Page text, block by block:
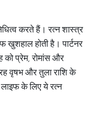
करते हैं। रत्न शास्त्र
होती है। पार्टनर
को प्रेम, रोमांस और
वृषभ और तुला राशि के
लाइफ के लिए ये रत्न